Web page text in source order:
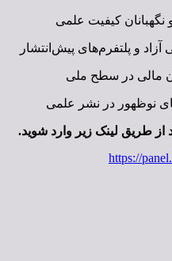
کیفیت علمی
و پلتفرم‌های پیش‌انتشار
مالی در سطح ملی
نوظهور در نشر علمی
طریق لینک زیر وارد شوید.
https://